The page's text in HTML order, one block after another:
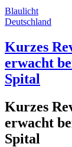
Blaulicht
Deutschland
Kurzes
erwacht
Spital
Kurzes
erwacht
Spital